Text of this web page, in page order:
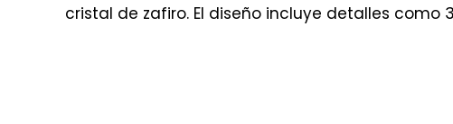
cristal de zafiro. El diseño incluye detalles